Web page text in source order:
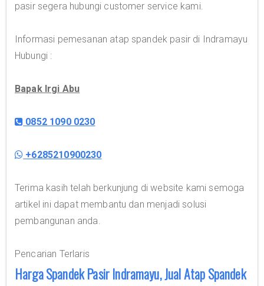
pasir segera hubungi customer service kami.
Informasi pemesanan atap spandek pasir di Indramayu
Hubungi :
Bapak Irgi Abu
0852 1090 0230
+6285210900230
Terima kasih telah berkunjung di website kami semoga
artikel ini dapat membantu dan menjadi solusi
pembangunan anda.
Pencarian Terlaris
Harga Spandek Pasir Indramayu, Jual Atap Spandek